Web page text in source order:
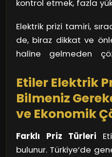
tespit edip, güvenlik
şekilde tamirat yapar.
sisteminin güvenliğini
kontrol etmek, fazla
bulunduğundan
güvenliğinizi hem
Değiştirmeniz gereken
Elektrik prizi tamiri,
de, biraz dikkat ve
haline gelmeden
yaşamında bu küçük
ihmal etmemek
Etiler Elektrik
Bilmeniz
ve Ekonomik
Farklı Priz Türleri
bulunur. Türkiye’de